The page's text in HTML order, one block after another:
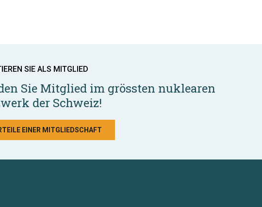
SIE ALS MITGLIED
Sie Mitglied im grössten nuklearen
der Schweiz!
EINER MITGLIEDSCHAFT